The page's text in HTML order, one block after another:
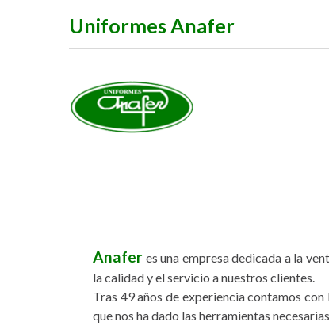
Uniformes Anafer
Anafer es una empresa dedicada a la
la calidad y el servicio a nuestros clientes.
Tras 49 años de experiencia contamos
que nos ha dado las herramientas